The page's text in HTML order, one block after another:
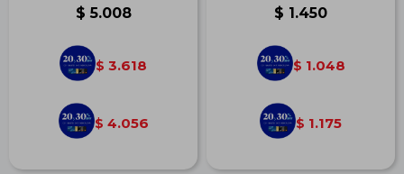
$ 5.008
$ 3.618
$ 4.056
$ 1.450
$ 1.048
$ 1.175